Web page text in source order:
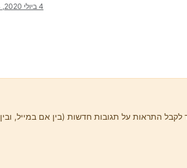
4 ביולי 2020, 19:16
התראות על תגובות חדשות (בין אם במייל, ובין